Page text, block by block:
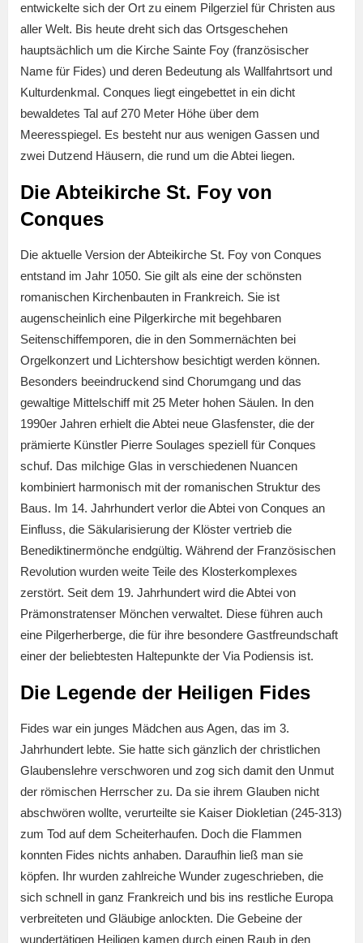
entwickelte sich der Ort zu einem Pilgerziel für Christen aus
aller Welt. Bis heute dreht sich das Ortsgeschehen
hauptsächlich um die Kirche Sainte Foy (französischer
Name für Fides) und deren Bedeutung als Wallfahrtsort und
Kulturdenkmal. Conques liegt eingebettet in ein dicht
bewaldetes Tal auf 270 Meter Höhe über dem
Meeresspiegel. Es besteht nur aus wenigen Gassen und
zwei Dutzend Häusern, die rund um die Abtei liegen.
Die Abteikirche St. Foy von
Conques
Die aktuelle Version der Abteikirche St. Foy von Conques
entstand im Jahr 1050. Sie gilt als eine der schönsten
romanischen Kirchenbauten in Frankreich. Sie ist
augenscheinlich eine Pilgerkirche mit begehbaren
Seitenschiffemporen, die in den Sommernächten bei
Orgelkonzert und Lichtershow besichtigt werden können.
Besonders beeindruckend sind Chorumgang und das
gewaltige Mittelschiff mit 25 Meter hohen Säulen. In den
1990er Jahren erhielt die Abtei neue Glasfenster, die der
prämierte Künstler Pierre Soulages speziell für Conques
schuf. Das milchige Glas in verschiedenen Nuancen
kombiniert harmonisch mit der romanischen Struktur des
Baus. Im 14. Jahrhundert verlor die Abtei von Conques an
Einfluss, die Säkularisierung der Klöster vertrieb die
Benediktinermönche endgültig. Während der Französischen
Revolution wurden weite Teile des Klosterkomplexes
zerstört. Seit dem 19. Jahrhundert wird die Abtei von
Prämonstratenser Mönchen verwaltet. Diese führen auch
eine Pilgerherberge, die für ihre besondere Gastfreundschaft
einer der beliebtesten Haltepunkte der Via Podiensis ist.
Die Legende der Heiligen Fides
Fides war ein junges Mädchen aus Agen, das im 3.
Jahrhundert lebte. Sie hatte sich gänzlich der christlichen
Glaubenslehre verschworen und zog sich damit den Unmut
der römischen Herrscher zu. Da sie ihrem Glauben nicht
abschwören wollte, verurteilte sie Kaiser Diokletian (245-313)
zum Tod auf dem Scheiterhaufen. Doch die Flammen
konnten Fides nichts anhaben. Daraufhin ließ man sie
köpfen. Ihr wurden zahlreiche Wunder zugeschrieben, die
sich schnell in ganz Frankreich und bis ins restliche Europa
verbreiteten und Gläubige anlockten. Die Gebeine der
wundertätigen Heiligen kamen durch einen Raub in den